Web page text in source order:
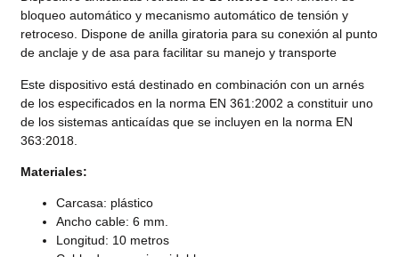
bloqueo automático y mecanismo automático de tensión y
retroceso. Dispone de anilla giratoria para su conexión al punto
de anclaje y de asa para facilitar su manejo y transporte
Este dispositivo está destinado en combinación con un arnés
de los especificados en la norma EN 361:2002 a constituir uno
de los sistemas anticaídas que se incluyen en la norma EN
363:2018.
Materiales:
Carcasa: plástico
Ancho cable: 6 mm.
Longitud: 10 metros